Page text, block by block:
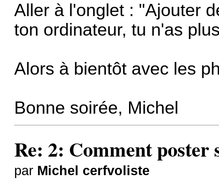
Aller à l'onglet : "Ajouter
ton ordinateur, tu n'as
Alors à bientôt avec les
Bonne soirée, Michel
Re: 2: Comment poster
par Michel cerfvoliste